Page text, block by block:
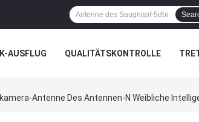
AUSFLUG QUALITÄTSKONTROLLE
Antenne Des Antennen-N Weibliche